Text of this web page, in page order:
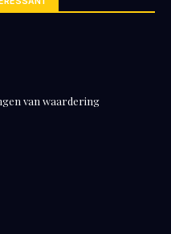
van waardering